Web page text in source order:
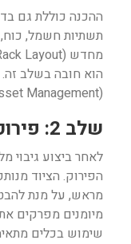
ההכנה כוללת גם
תשתיות חשמל, כוח,
הוא חובה בשלב
(Asset Management) כדי לוודא שכל פריט נרשם ומנוהל.
שלב 2: פירוק ואריזה
לאחר ביצוע גיבוי
הפירוק. הציוד
מראש, על מנת
שימוש בכלים